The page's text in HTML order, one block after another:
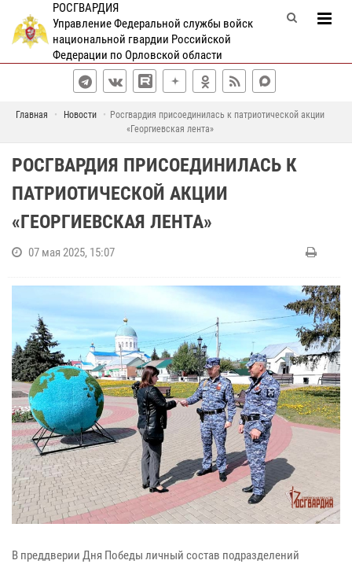
РОСГВАРДИЯ
Управление Федеральной службы войск
национальной гвардии Российской
Федерации по Орловской области
Главная Новости
Росгвардия присоединилась к патриотической акции
«Георгиевская лента»
РОСГВАРДИЯ ПРИСОЕДИНИЛАСЬ К
ПАТРИОТИЧЕСКОЙ АКЦИИ
«ГЕОРГИЕВСКАЯ ЛЕНТА»
07 мая 2025, 15:07
В преддверии Дня Победы личный состав подразделений